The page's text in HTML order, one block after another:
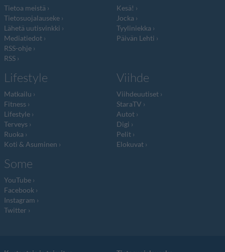
Tietoa meistä
Tietosuojalauseke
Lähetä uutisvinkki
Mediatiedot
RSS-ohje
RSS
Kesä!
Jocka
Tyyliniekka
Päivän Lehti
Lifestyle
Matkailu
Fitness
Lifestyle
Terveys
Ruoka
Koti & Asuminen
Viihde
Viihdeuutiset
StaraTV
Autot
Digi
Pelit
Elokuvat
Some
YouTube
Facebook
Instagram
Twitter